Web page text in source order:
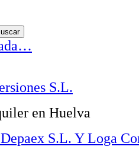
S.L.
en Huelva
S.L. Y Loga